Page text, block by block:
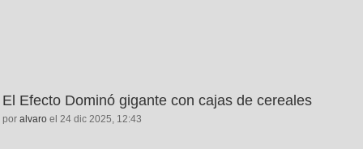
El Efecto Dominó gigante con cajas de cereales
por alvaro el 24 dic 2025, 12:43